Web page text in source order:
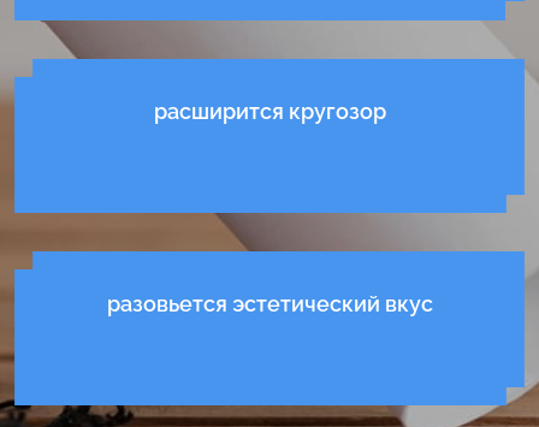
расширится кругозор
разовьется эстетический вкус